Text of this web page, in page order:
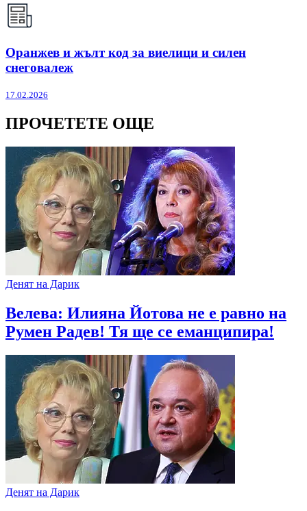
Оранжев и жълт код за виелици и силен
снеговалеж
17.02.2026
ПРОЧЕТЕТЕ ОЩЕ
Денят на Дарик
Велева: Илияна Йотова не е равно на
Румен Радев! Тя ще се еманципира!
Денят на Дарик